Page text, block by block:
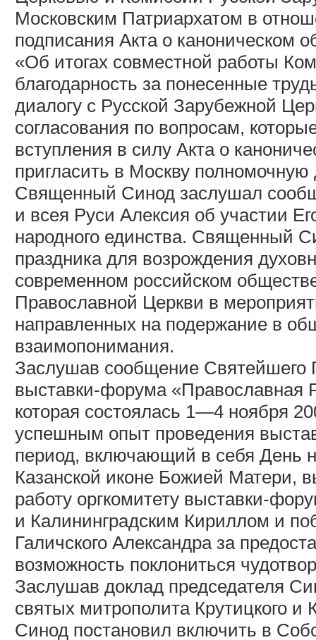
Московским Патриархатом в
подписания Акта о каноническом
«Об итогах совместной работы
благодарность за понесенные
диалогу с Русской Зарубежной
согласования по вопросам,
вступления в силу Акта о
пригласить в Москву
Священный Синод заслушал
и всея Руси Алексия об участии
народного единства. Священный
праздника для возрождения
современном российском
Православной Церкви в
направленных на подержание в
взаимопонимания.
Заслушав сообщение Святейшего
выставки-форума «Православная
которая состоялась 1—4 ноября
успешным опыт проведения
период, включающий в себя День
Казанской иконе Божией Матери,
работу оргкомитету выставки-
и Калининградским Кириллом и
Галичского Александра за
возможность поклониться
Заслушав доклад председателя
святых митрополита Крутицкого
Синод постановил включить в